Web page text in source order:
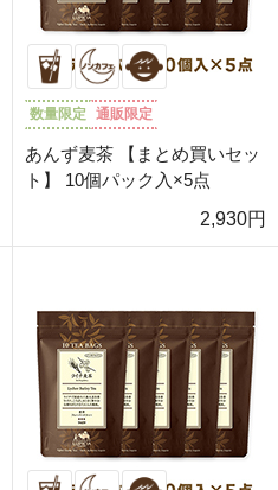
数量限定 通販限定
あんず麦茶 【まとめ買いセッ
ト】 10個パック入×5点
2,930円